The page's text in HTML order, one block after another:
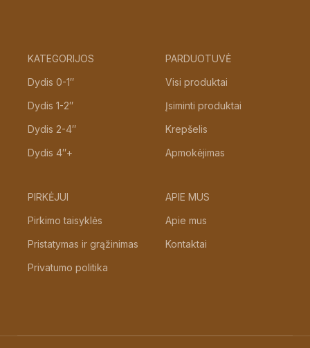
KATEGORIJOS
Dydis 0-1″
Dydis 1-2″
Dydis 2-4″
Dydis 4″+
PARDUOTUVĖ
Visi produktai
Įsiminti produktai
Krepšelis
Apmokėjimas
PIRKĖJUI
Pirkimo taisyklės
Pristatymas ir grąžinimas
Privatumo politika
APIE MUS
Apie mus
Kontaktai